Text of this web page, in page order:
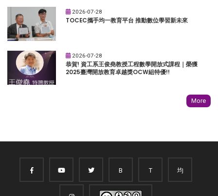
2026-07-28
TOCEC攜手均一教育平台 推動數位學習新未來
2026-07-28
恭賀! 資工系王俊堯教授工程數學開放式課程｜榮獲
2025臺灣開放教育卓越獎OCW組特優!!
More
B T 均